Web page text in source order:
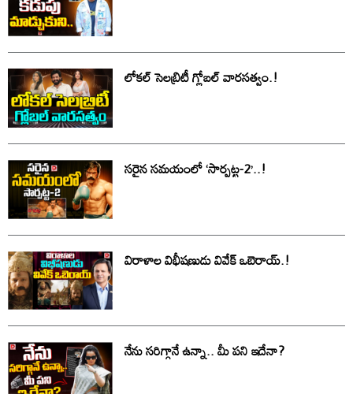
లోకల్ సెలబ్రిటీ గ్లోబల్ వారసత్వం.!
సరైన సమయంలో ‘సార్పట్ట-2’..!
విరాళాల విభీషణుడు వివేక్ ఒబెరాయ్.!
నేను సరిగ్గానే ఉన్నా.. మీ పని ఇదేనా?